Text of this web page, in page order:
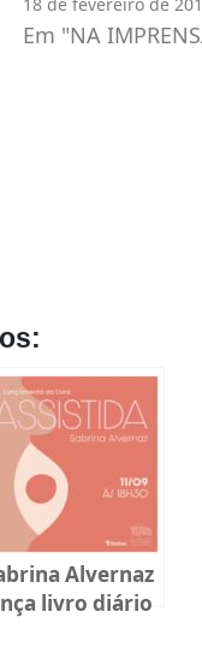
Em "NA
Alvernaz
livro diário